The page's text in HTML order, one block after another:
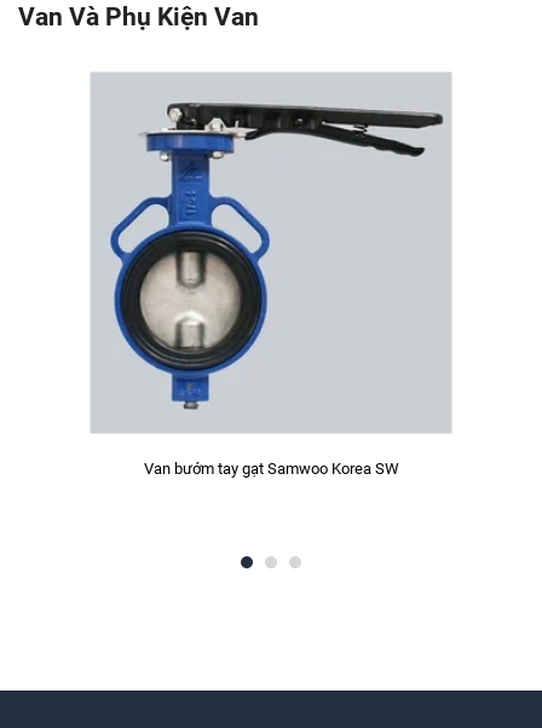
Van Và Phụ Kiện Van
Van bướm tay gạt Samwoo Korea SW